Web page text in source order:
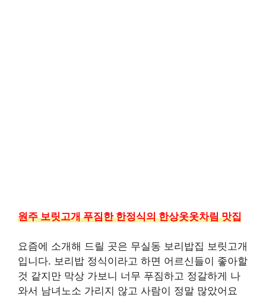
원주 보릿고개 푸짐한 한정식의 한상옷옷차림 맛집
요즘에 소개해 드릴 곳은 무실동 보리밥집 보릿고개
입니다. 보리밥 정식이라고 하면 어르신들이 좋아할
것 같지만 막상 가보니 너무 푸짐하고 정갈하게 나
와서 남녀노소 가리지 않고 사람이 정말 많았어요